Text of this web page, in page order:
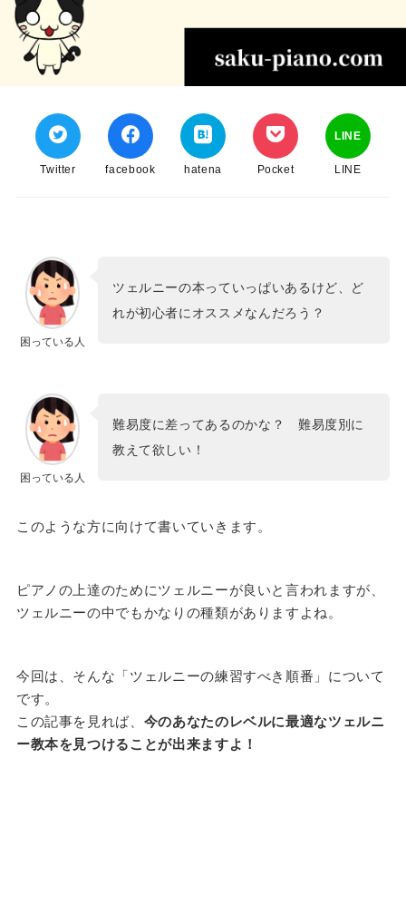
Twitter facebook hatena Pocket
LINE
LINE
困っている人
ツェルニーの本っていっぱいあるけど、ど
れが初心者にオススメなんだろう？
困っている人
難易度に差ってあるのかな？ 難易度別に
教えて欲しい！
このような方に向けて書いていきます。
ピアノの上達のためにツェルニーが良いと言われますが、
ツェルニーの中でもかなりの種類がありますよね。
今回は、そんな「ツェルニーの練習すべき順番」について
です。
この記事を見れば、 今のあなたのレベルに最適なツェルニ
ー教本を見つけることが出来ますよ！